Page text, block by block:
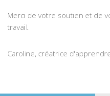
Merci de votre soutien et de
travail.
Caroline, créatrice